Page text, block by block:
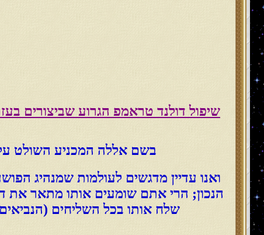
שיפול דולנד טראמפ הגרוע שביצורים
בשם אללה המכניע השולט
ואנו עדיין מדגשים לעולמות שמנהיג
הנכון; הרי אתם שומעים אותו מתאר
שלח אותו בכל השליחים